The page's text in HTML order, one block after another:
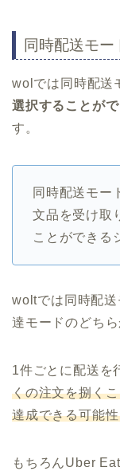
同時配送モ
wolでは同時配送
選択することが
す。
同時配送モー
文品を受け取
ことができる
woltでは同時配
達モードのどち
1件ごとに配送を
くの注文を捌く
達成できる可能
もちろんUber